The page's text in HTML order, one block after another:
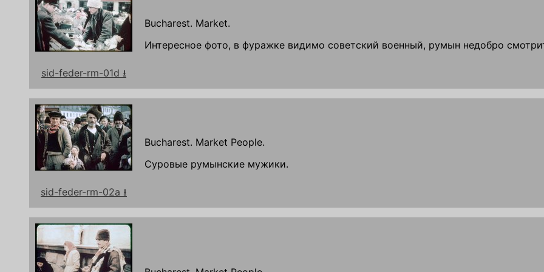
sid-feder-rm-01d ⭳
Bucharest. Market.
Интересное фото, в фуражке видимо советский военный, румын недобро
sid-feder-rm-02a ⭳
Bucharest. Market People.
Суровые румынские мужики.